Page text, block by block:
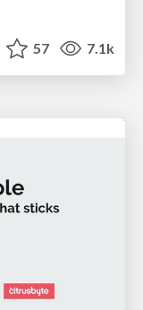
57 7.1k